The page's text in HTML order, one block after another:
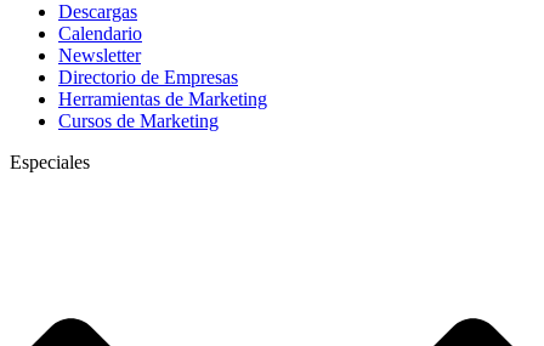
Descargas
Calendario
Newsletter
Directorio de Empresas
Herramientas de Marketing
Cursos de Marketing
Especiales